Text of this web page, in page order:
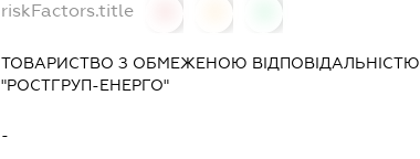
riskFactors.title
ТОВАРИСТВО З ОБМЕЖЕНОЮ ВІДПОВІДАЛЬНІСТЮ
"РОСТГРУП-ЕНЕРГО"
-